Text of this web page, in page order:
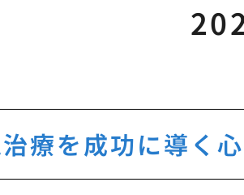
療を成功に導く